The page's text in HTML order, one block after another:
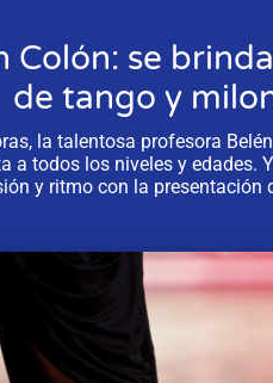
Colón: se
de tango y
la talentosa profesora
a todos los niveles y edades.
y ritmo con la presentación